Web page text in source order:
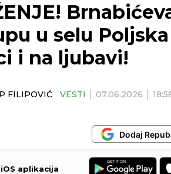
u selu Poljska
i na ljubavi!
FILIPOVIĆ VESTI 07.06.2026
Dodaj
aplikacija